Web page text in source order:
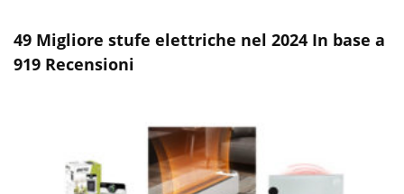
49 Migliore stufe elettriche nel 2024 In base a
919 Recensioni